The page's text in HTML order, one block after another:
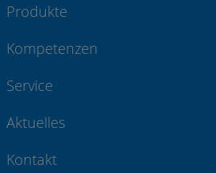
Produkte
Kompetenzen
Service
Aktuelles
Kontakt